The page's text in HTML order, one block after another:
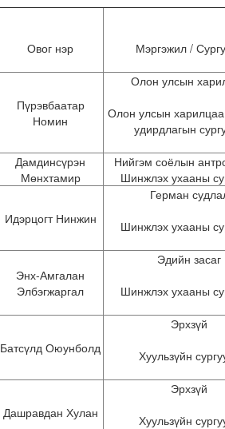
Овог нэр Мэргэжил /
Пүрэвбаатар
Номин
Олон улсын
Олон улсын
удирдлагын
Дамдинсүрэн
Мөнхтамир
Нийгэм соёлын
Шинжлэх ухааны
Идэрцогт Нинжин
Герман
Шинжлэх ухааны
Энх-Амгалан
Элбэгжаргал
Эдийн засаг
Шинжлэх ухааны
Батсүлд Оюунболд
Эрхзүй
Хуульзүйн
Дашравдан Хулан
Эрхзүй
Хуульзүйн